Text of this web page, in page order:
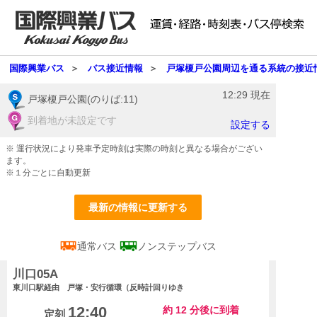
国際興業バス ＞ バス接近情報 ＞ 戸塚榎戸公園周辺を通る系統の接近
戸塚榎戸公園(のりば:11)
到着地が未設定です
設定する
12:29 現在
※ 運行状況により発車予定時刻は実際の時刻と異なる場合がござい
ます。
※１分ごとに自動更新
最新の情報に更新する
通常バス ノンステップバス
川口05A
東川口駅経由 戸塚・安行循環（反時計回りゆき
定刻 12:40 約 12分後に到着